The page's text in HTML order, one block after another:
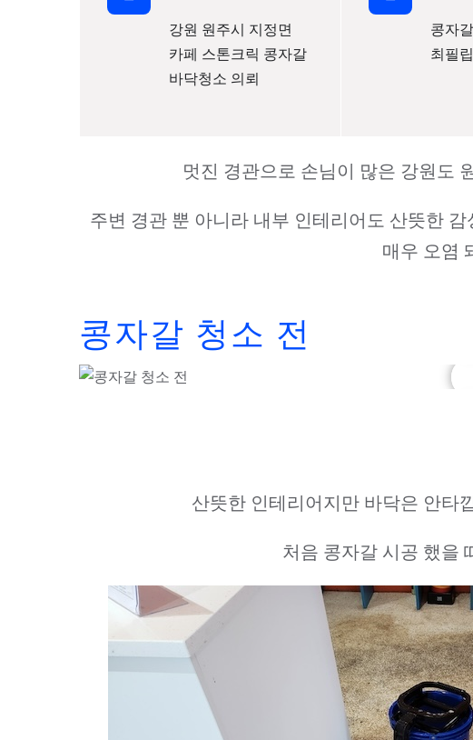
강원 원주시 지정면
카페 스톤크릭 콩자갈
바닥청소 의뢰
콩자
최필
멋진 경관으로 손님이 많은 강원도
주변 경관 뿐 아니라 내부 인테리어도 산뜻한
매우 오염
산뜻한 인테리어지만 바닥은 안타
처음 콩자갈 시공 했을